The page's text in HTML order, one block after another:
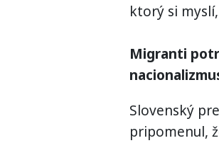
ktorý si
Migranti
Slovenský
pripomenul,